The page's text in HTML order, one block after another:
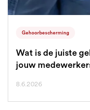
Gehoorbescherming
Wat is de juiste
jouw
8.6.2026